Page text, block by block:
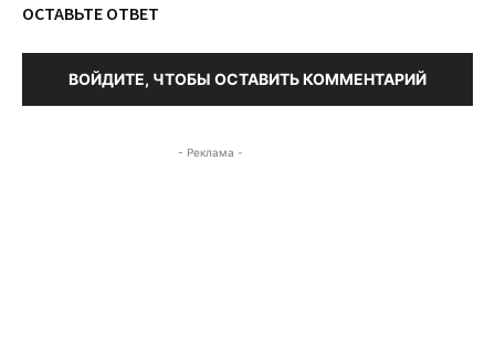
ОСТАВЬТЕ ОТВЕТ
ВОЙДИТЕ, ЧТОБЫ ОСТАВИТЬ КОММЕНТАРИЙ
- Реклама -